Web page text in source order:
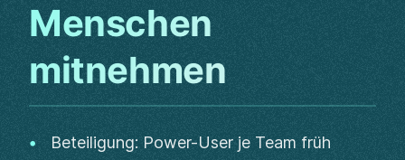
Menschen
mitnehmen
Beteiligung: Power-User je Team früh